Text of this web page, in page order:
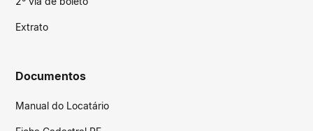
Extrato
Documentos
Manual do Locatário